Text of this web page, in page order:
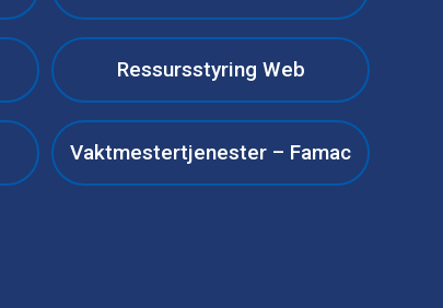
Ressursstyring Web
Vaktmestertjenester – Famac